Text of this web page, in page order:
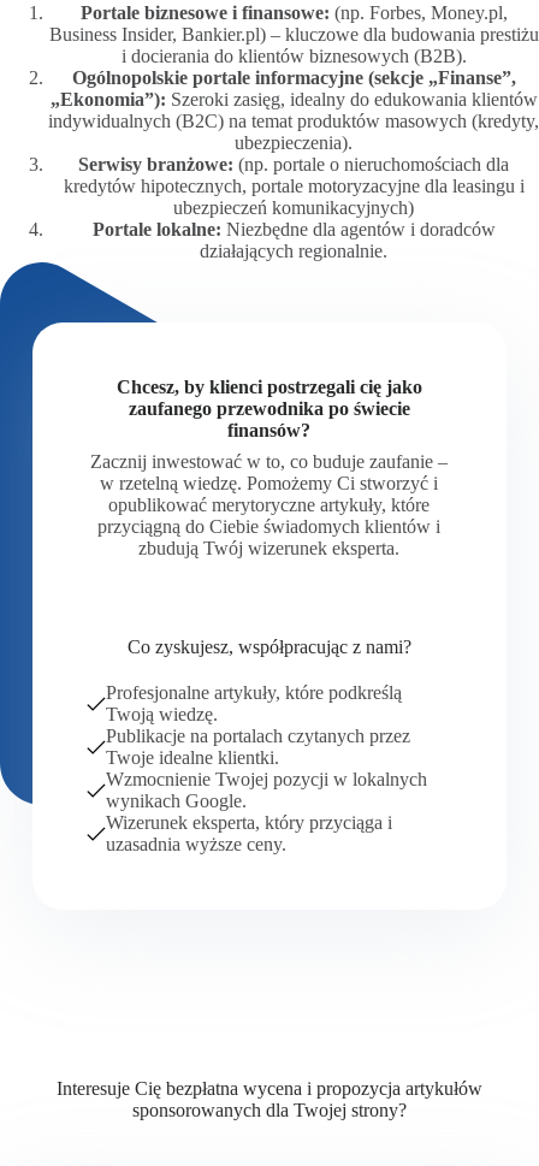
Portale biznesowe i finansowe: (np. Forbes, Money.pl,
Business Insider, Bankier.pl) – kluczowe dla budowania prestiżu
i docierania do klientów biznesowych (B2B).
Ogólnopolskie portale informacyjne (sekcje „Finanse”,
„Ekonomia”): Szeroki zasięg, idealny do edukowania klientów
indywidualnych (B2C) na temat produktów masowych (kredyty,
ubezpieczenia).
Serwisy branżowe: (np. portale o nieruchomościach dla
kredytów hipotecznych, portale motoryzacyjne dla leasingu i
ubezpieczeń komunikacyjnych)
Portale lokalne: Niezbędne dla agentów i doradców
działających regionalnie.
Chcesz, by klienci postrzegali cię jako
zaufanego przewodnika po świecie
finansów?
Zacznij inwestować w to, co buduje zaufanie –
w rzetelną wiedzę. Pomożemy Ci stworzyć i
opublikować merytoryczne artykuły, które
przyciągną do Ciebie świadomych klientów i
zbudują Twój wizerunek eksperta.
Co zyskujesz, współpracując z nami?
Profesjonalne artykuły, które podkreślą
Twoją wiedzę.
Publikacje na portalach czytanych przez
Twoje idealne klientki.
Wzmocnienie Twojej pozycji w lokalnych
wynikach Google.
Wizerunek eksperta, który przyciąga i
uzasadnia wyższe ceny.
Interesuje Cię bezpłatna wycena i propozycja artykułów
sponsorowanych dla Twojej strony?